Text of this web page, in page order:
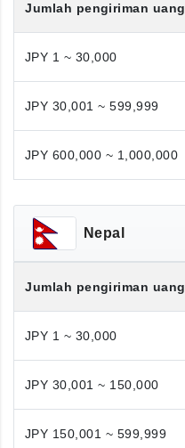
Jumlah pengiriman uang
JPY 1 ~ 30,000
JPY 30,001 ~ 599,999
JPY 600,000 ~ 1,000,000
Nepal
Jumlah pengiriman uang
JPY 1 ~ 30,000
JPY 30,001 ~ 150,000
JPY 150,001 ~ 599,999